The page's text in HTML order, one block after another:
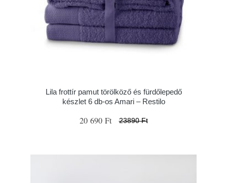
Lila frottír pamut törölköző és fürdőlepedő
készlet 6 db-os Amari – Restilo
20 690 Ft 23890 Ft